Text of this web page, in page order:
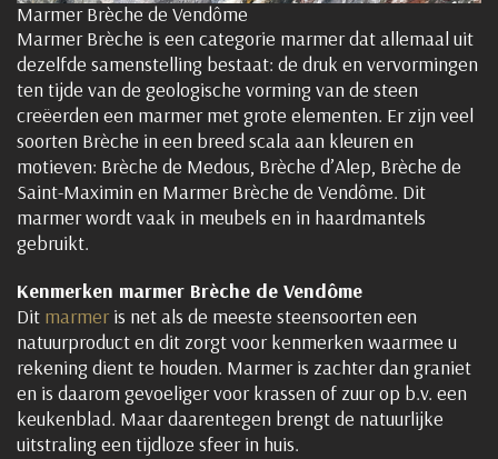
Marmer Brèche de Vendôme
Marmer Brèche is een categorie marmer dat allemaal uit
dezelfde samenstelling bestaat: de druk en vervormingen
ten tijde van de geologische vorming van de steen
creëerden een marmer met grote elementen. Er zijn veel
soorten Brèche in een breed scala aan kleuren en
motieven: Brèche de Medous, Brèche d’Alep, Brèche de
Saint-Maximin en Marmer Brèche de Vendôme. Dit
marmer wordt vaak in meubels en in haardmantels
gebruikt.
Kenmerken marmer Brèche de Vendôme
Dit marmeris net als de meeste steensoorten een
natuurproduct en dit zorgt voor kenmerken waarmee u
rekening dient te houden. Marmer is zachter dan graniet
en is daarom gevoeliger voor krassen of zuur op b.v. een
keukenblad. Maar daarentegen brengt de natuurlijke
uitstraling een tijdloze sfeer in huis.